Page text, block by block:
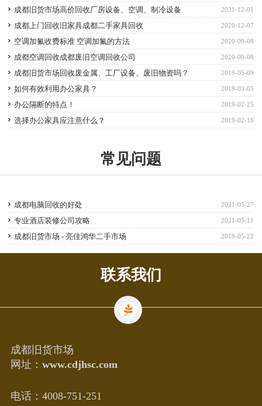
2021-12-01
成都旧货市场高价回收厂房设备、空调、制冷设备
2020-12-07
成都上门回收旧家具成都二手家具回收
2020-09-08
空调加氟收费标准 空调加氟的方法
2020-09-08
成都空调回收成都废旧空调回收公司
2019-05-09
成都旧货市场回收废金属、工厂设备、废旧物资吗？
2019-03-05
如何有效利用办公家具？
2019-02-25
办公隔断的特点！
2019-02-16
选择办公家具应注意什么？
常见问题
2021-05-27
成都电脑回收的好处
2021-05-11
专业酒店装修公司攻略
2019-05-22
成都旧货市场 - 亮佳鸿华二手市场
联系我们
成都旧货市场
网址： www.cdjhsc.com
电话：4008-751-251